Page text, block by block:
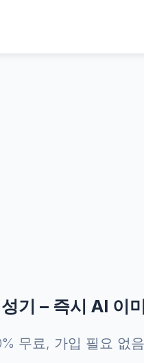
기 – 즉시 AI 이
무료, 가입 필요 없음